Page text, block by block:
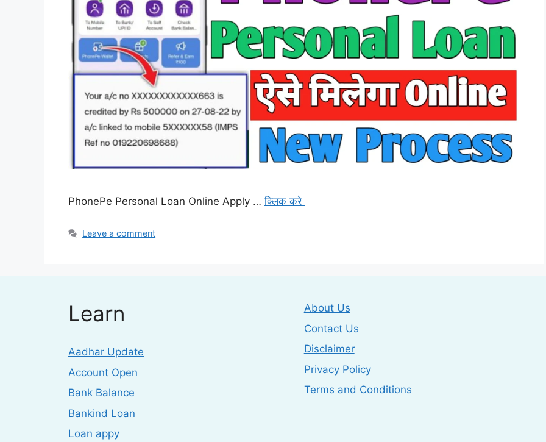
PhonePe Personal Loan Online Apply …क्लिक करे
Leave a comment
Learn
Aadhar Update
Account Open
Bank Balance
Bankind Loan
Loan appy
About Us
Contact Us
Disclaimer
Privacy Policy
Terms and Conditions